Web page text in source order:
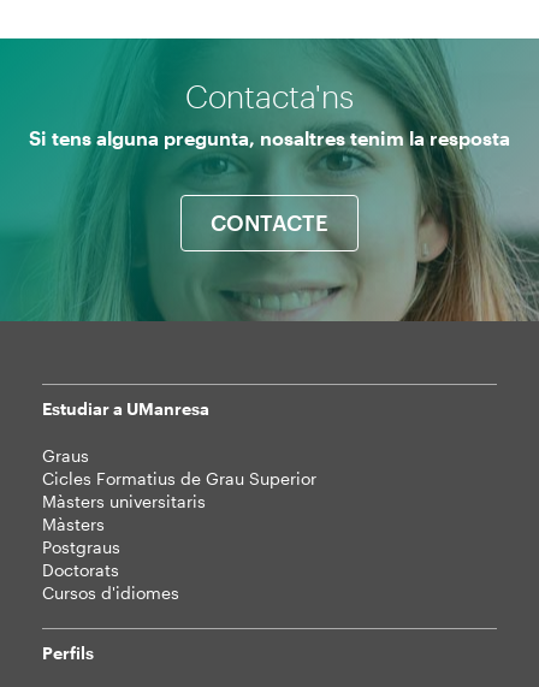
Contacta'ns
Si tens alguna pregunta, nosaltres tenim la resposta
CONTACTE
Mapa
web
Estudiar a UManresa
Graus
Cicles Formatius de Grau Superior
Màsters universitaris
Màsters
Postgraus
Doctorats
Cursos d'idiomes
Perfils